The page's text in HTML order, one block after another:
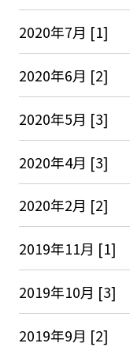
2020年7月 [1]
2020年6月 [2]
2020年5月 [3]
2020年4月 [3]
2020年2月 [2]
2019年11月 [1]
2019年10月 [3]
2019年9月 [2]